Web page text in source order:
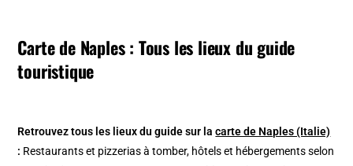
Carte de Naples : Tous les lieux du guide
touristique
Retrouvez tous les lieux du guide sur lacarte de Naples (Italie)
: Restaurants et pizzerias à tomber, hôtels et hébergements selon